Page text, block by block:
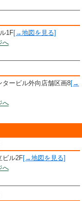
1F[→地図を見る]
へ
ービル外向店舗区画8[→
へ
ビル2F[→地図を見る]
へ